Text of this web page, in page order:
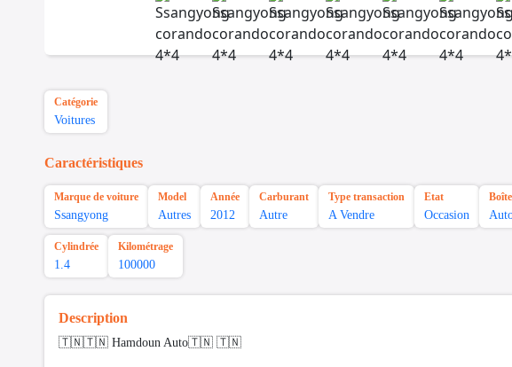
Catégorie
Voitures
Caractéristiques
Marque de voiture
Ssangyong
Model
Autres
Année
2012
Carburant
Autre
Type transaction
A Vendre
Etat
Occasion
Cylindrée
1.4
Kilométrage
100000
Description
🇹🇳🇹🇳 Hamdoun Auto🇹🇳 🇹🇳